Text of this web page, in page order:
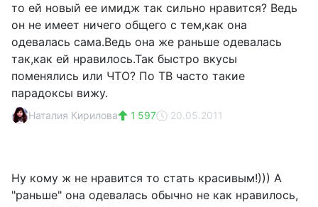
то ей новый ее имидж так сильно нравится? Ведь
он не имеет ничего общего с тем,как она
одевалась сама.Ведь она же раньше одевалась
так,как ей нравилось.Так быстро вкусы
поменялись или ЧТО? По ТВ часто такие
парадоксы вижу.
Наталия Кирилова 1 597 20.05.2011
Ну кому ж не нравится то стать красивым!))) А
"раньше" она одевалась обычно не как нравилось,